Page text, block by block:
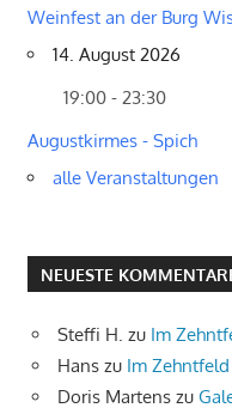
Weinfest an der Burg
14. August 2026
19:00 - 23:30
Augustkirmes - Spich
alle Veranstaltungen
NEUESTE
Steffi H. zu Im
Hans zu Im Zehntfeld
Doris Martens zu